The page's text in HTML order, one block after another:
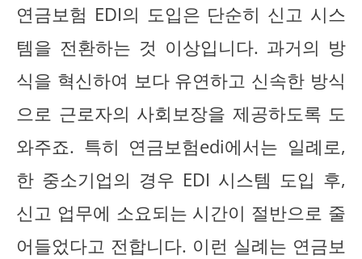
연금보험 EDI의 도입은 단순히 신고 시스
템을 전환하는 것 이상입니다. 과거의 방
식을 혁신하여 보다 유연하고 신속한 방식
으로 근로자의 사회보장을 제공하도록 도
와주죠. 특히 연금보험edi에서는 일례로,
한 중소기업의 경우 EDI 시스템 도입 후,
신고 업무에 소요되는 시간이 절반으로 줄
어들었다고 전합니다. 이런 실례는 연금보